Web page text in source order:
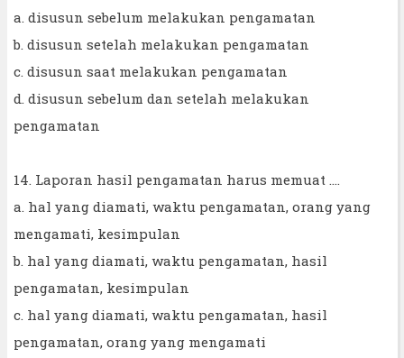
a. disusun sebelum melakukan pengamatan
b. disusun setelah melakukan pengamatan
c. disusun saat melakukan pengamatan
d. disusun sebelum dan setelah melakukan
pengamatan
14. Laporan hasil pengamatan harus memuat ....
a. hal yang diamati, waktu pengamatan, orang yang
mengamati, kesimpulan
b. hal yang diamati, waktu pengamatan, hasil
pengamatan, kesimpulan
c. hal yang diamati, waktu pengamatan, hasil
pengamatan, orang yang mengamati